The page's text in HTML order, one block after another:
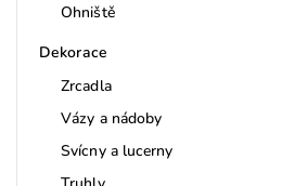
Ohniště
Dekorace
Zrcadla
Vázy a nádoby
Svícny a lucerny